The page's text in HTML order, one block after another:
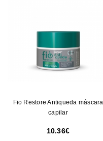
Fio Restore Antiqueda máscara
capilar
10.36